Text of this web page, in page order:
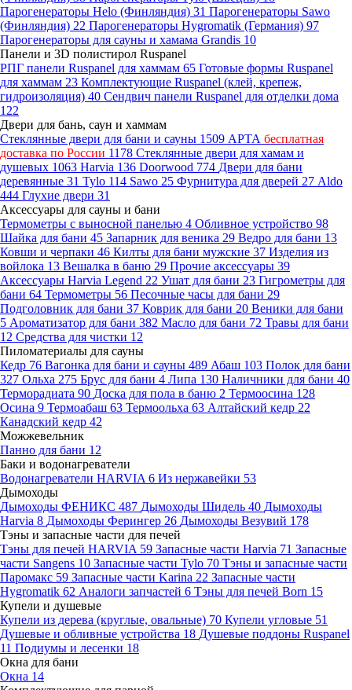
Парогенераторы Helo (Финляндия) 31 Парогенераторы Sawo
(Финляндия) 22 Парогенераторы Hygromatik (Германия) 97
Парогенераторы для сауны и хамама Grandis 10
Панели и 3D полистирол Ruspanel
РПГ панели Ruspanel для хаммам 65 Готовые формы Ruspanel
для хаммам 23 Комплектующие Ruspanel (клей, крепеж,
гидроизоляция) 40 Сендвич панели Ruspanel для отделки дома
122
Двери для бань, саун и хаммам
Стеклянные двери для бани и сауны 1509 АРТА бесплатная
доставка по России 1178 Стеклянные двери для хамам и
душевых 1063 Harvia 136 Doorwood 774 Двери для бани
деревянные 31 Tylo 114 Sawo 25 Фурнитура для дверей 27 Aldo
444 Глухие двери 31
Аксессуары для сауны и бани
Термометры с выносной панелью 4 Обливное устройство 98
Шайка для бани 45 Запарник для веника 29 Ведро для бани 13
Ковши и черпаки 46 Килты для бани мужские 37 Изделия из
войлока 13 Вешалка в баню 29 Прочие аксессуары 39
Аксессуары Harvia Legend 22 Ушат для бани 23 Гигрометры для
бани 64 Термометры 56 Песочные часы для бани 29
Подголовник для бани 37 Коврик для бани 20 Веники для бани
5 Ароматизатор для бани 382 Масло для бани 72 Травы для бани
12 Средства для чистки 12
Пиломатериалы для сауны
Кедр 76 Вагонка для бани и сауны 489 Абаш 103 Полок для бани
327 Ольха 275 Брус для бани 4 Липа 130 Наличники для бани 40
Терморадиата 90 Доска для пола в баню 2 Термоосина 128
Осина 9 Термоабаш 63 Термоольха 63 Алтайский кедр 22
Канадский кедр 42
Можжевельник
Панно для бани 12
Баки и водонагреватели
Водонагреватели HARVIA 6 Из нержавейки 53
Дымоходы
Дымоходы ФЕНИКС 487 Дымоходы Шидель 40 Дымоходы
Harvia 8 Дымоходы Ферингер 26 Дымоходы Везувий 178
Тэны и запасные части для печей
Тэны для печей HARVIA 59 Запасные части Harvia 71 Запасные
части Sangens 10 Запасные части Tylo 70 Тэны и запасные части
Паромакс 59 Запасные части Karina 22 Запасные части
Hygromatik 62 Аналоги запчастей 6 Тэны для печей Born 15
Купели и душевые
Купели из дерева (круглые, овальные) 70 Купели угловые 51
Душевые и обливные устройства 18 Душевые поддоны Ruspanel
11 Подиумы и лесенки 18
Окна для бани
Окна 14